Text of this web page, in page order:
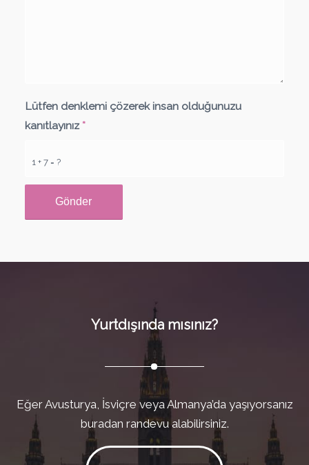
1 + 7 = ?
Lütfen denklemi çözerek insan olduğunuzu
kanıtlayınız *
Yurtdışında mısınız?
Eğer Avusturya, İsviçre veya Almanya’da yaşıyorsanız
buradan randevu alabilirsiniz.